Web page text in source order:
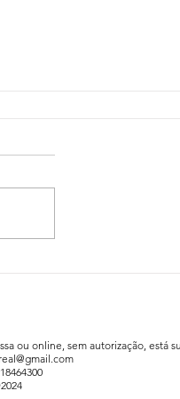
ou online, sem autorização, está